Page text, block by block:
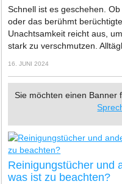
Schnell ist es geschehen.
oder das berühmt
Unachtsamkeit reicht aus,
stark zu verschmutzen.
16. JUNI 2024
Sie möchten einen Banner
Reinigungstücher und
was ist zu beachten?